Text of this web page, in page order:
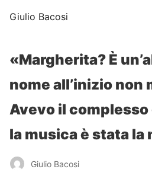
Giulio Bacosi
«Margherita? È
nome all’inizio non
Avevo il
la musica è stata la
Giulio Bacosi